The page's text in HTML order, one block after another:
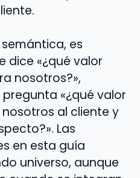
es
dice «¿qué valor
nosotros?»,
«¿qué valor
al cliente y
Las
en esta guía
universo, aunque